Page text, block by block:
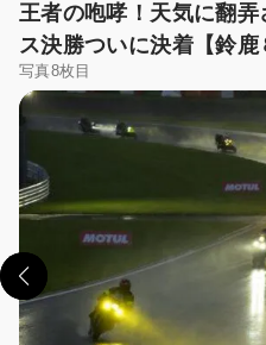
王者の咆哮！天気に翻
ス決勝ついに決着【鈴鹿
写真8枚目